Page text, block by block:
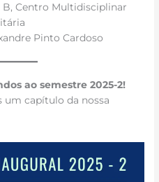
Centro Multidisciplinar
Pinto Cardoso
ao semestre 2025-2!
um capítulo da nossa